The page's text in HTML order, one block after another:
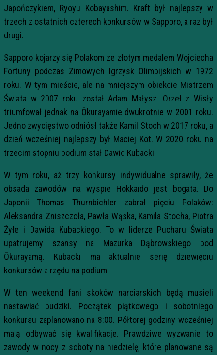
Japończykiem, Ryoyu Kobayashim. Kraft był najlepszy w
trzech z ostatnich czterech konkursów w Sapporo, a raz był
drugi.
Sapporo kojarzy się Polakom ze złotym medalem Wojciecha
Fortuny podczas Zimowych Igrzysk Olimpijskich w 1972
roku. W tym mieście, ale na mniejszym obiekcie Mistrzem
Świata w 2007 roku został Adam Małysz. Orzeł z Wisły
triumfował jednak na Ōkurayamie dwukrotnie w 2001 roku.
Jedno zwycięstwo odniósł także Kamil Stoch w 2017 roku, a
dzień wcześniej najlepszy był Maciej Kot. W 2020 roku na
trzecim stopniu podium stał Dawid Kubacki.
W tym roku, aż trzy konkursy indywidualne sprawiły, że
obsada zawodów na wyspie Hokkaido jest bogata. Do
Japonii Thomas Thurnbichler zabrał pięciu Polaków:
Aleksandra Zniszczoła, Pawła Wąska, Kamila Stocha, Piotra
Żyłe i Dawida Kubackiego. To w liderze Pucharu Świata
upatrujemy szansy na Mazurka Dąbrowskiego pod
Ōkurayamą. Kubacki ma aktualnie serię dziewięciu
konkursów z rzędu na podium.
W ten weekend fani skoków narciarskich będą musieli
nastawiać budziki. Początek piątkowego i sobotniego
konkursu zaplanowano na 8:00. Półtorej godziny wcześniej
mają odbywać się kwalifikacje. Prawdziwe wyzwanie to
zawody w nocy z soboty na niedzielę, które planowane są